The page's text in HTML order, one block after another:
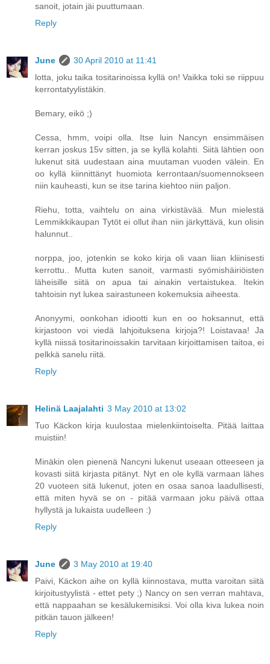
sanoit, jotain jäi puuttumaan.
Reply
June
30 April 2010 at 11:41
lotta, joku taika tositarinoissa kyllä on! Vaikka toki se riippuu
kerrontatyylistäkin.
Bemary, eikö ;)
Cessa, hmm, voipi olla. Itse luin Nancyn ensimmäisen
kerran joskus 15v sitten, ja se kyllä kolahti. Siitä lähtien oon
lukenut sitä uudestaan aina muutaman vuoden välein. En
oo kyllä kiinnittänyt huomiota kerrontaan/suomennokseen
niin kauheasti, kun se itse tarina kiehtoo niin paljon.
Riehu, totta, vaihtelu on aina virkistävää. Mun mielestä
Lemmikkikaupan Tytöt ei ollut ihan niin järkyttävä, kun olisin
halunnut..
norppa, joo, jotenkin se koko kirja oli vaan liian kliinisesti
kerrottu.. Mutta kuten sanoit, varmasti syömishäiriöisten
läheisille siitä on apua tai ainakin vertaistukea. Itekin
tahtoisin nyt lukea sairastuneen kokemuksia aiheesta.
Anonyymi, oonkohan idiootti kun en oo hoksannut, että
kirjastoon voi viedä lahjoituksena kirjoja?! Loistavaa! Ja
kyllä niissä tositarinoissakin tarvitaan kirjoittamisen taitoa, ei
pelkkä sanelu riitä.
Reply
Helinä Laajalahti 3 May 2010 at 13:02
Tuo Käckon kirja kuulostaa mielenkiintoiselta. Pitää laittaa
muistiin!
Minäkin olen pienenä Nancyni lukenut useaan otteeseen ja
kovasti siitä kirjasta pitänyt. Nyt en ole kyllä varmaan lähes
20 vuoteen sitä lukenut, joten en osaa sanoa laadullisesti,
että miten hyvä se on - pitää varmaan joku päivä ottaa
hyllystä ja lukaista uudelleen :)
Reply
June
3 May 2010 at 19:40
Paivi, Käckon aihe on kyllä kiinnostava, mutta varoitan siitä
kirjoitustyylistä - ettet pety ;) Nancy on sen verran mahtava,
että nappaahan se kesälukemisiksi. Voi olla kiva lukea noin
pitkän tauon jälkeen!
Reply